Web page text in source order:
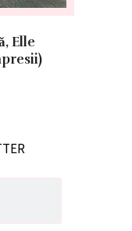
Elle